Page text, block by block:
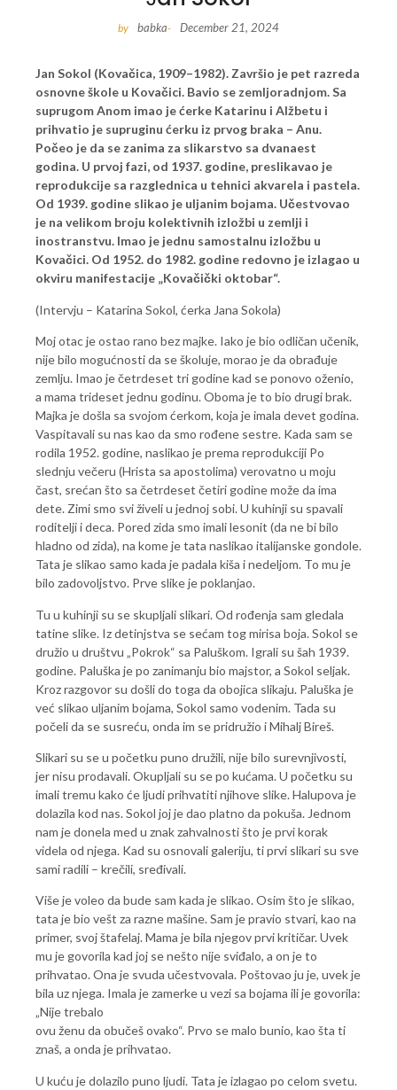
by babka- December 21, 2024
Jan Sokol (Kovačica, 1909–1982). Završio je pet razreda
osnovne škole u Kovačici. Bavio se zemljoradnjom. Sa
suprugom Anom imao je ćerke Katarinu i Alžbetu i
prihvatio je supruginu ćerku iz prvog braka – Anu.
Počeo je da se zanima za slikarstvo sa dvanaest
godina. U prvoj fazi, od 1937. godine, preslikavao je
reprodukcije sa razglednica u tehnici akvarela i pastela.
Od 1939. godine slikao je uljanim bojama. Učestvovao
je na velikom broju kolektivnih izložbi u zemlji i
inostranstvu. Imao je jednu samostalnu izložbu u
Kovačici. Od 1952. do 1982. godine redovno je izlagao u
okviru manifestacije „Kovačički oktobar“.
(Intervju – Katarina Sokol, ćerka Jana Sokola)
Moj otac je ostao rano bez majke. Iako je bio odličan učenik,
nije bilo mogućnosti da se školuje, morao je da obrađuje
zemlju. Imao je četrdeset tri godine kad se ponovo oženio,
a mama trideset jednu godinu. Oboma je to bio drugi brak.
Majka je došla sa svojom ćerkom, koja je imala devet godina.
Vaspitavali su nas kao da smo rođene sestre. Kada sam se
rodila 1952. godine, naslikao je prema reprodukciji Po
slednju večeru (Hrista sa apostolima) verovatno u moju
čast, srećan što sa četrdeset četiri godine može da ima
dete. Zimi smo svi živeli u jednoj sobi. U kuhinji su spavali
roditelji i deca. Pored zida smo imali lesonit (da ne bi bilo
hladno od zida), na kome je tata naslikao italijanske gondole.
Tata je slikao samo kada je padala kiša i nedeljom. To mu je
bilo zadovoljstvo. Prve slike je poklanjao.
Tu u kuhinji su se skupljali slikari. Od rođenja sam gledala
tatine slike. Iz detinjstva se sećam tog mirisa boja. Sokol se
družio u društvu „Pokrok“ sa Paluškom. Igrali su šah 1939.
godine. Paluška je po zanimanju bio majstor, a Sokol seljak.
Kroz razgovor su došli do toga da obojica slikaju. Paluška je
već slikao uljanim bojama, Sokol samo vodenim. Tada su
počeli da se susreću, onda im se pridružio i Mihalj Bireš.
Slikari su se u početku puno družili, nije bilo surevnjivosti,
jer nisu prodavali. Okupljali su se po kućama. U početku su
imali tremu kako će ljudi prihvatiti njihove slike. Halupova je
dolazila kod nas. Sokol joj je dao platno da pokuša. Jednom
nam je donela med u znak zahvalnosti što je prvi korak
videla od njega. Kad su osnovali galeriju, ti prvi slikari su sve
sami radili – krečili, sređivali.
Više je voleo da bude sam kada je slikao. Osim što je slikao,
tata je bio vešt za razne mašine. Sam je pravio stvari, kao na
primer, svoj štafelaj. Mama je bila njegov prvi kritičar. Uvek
mu je govorila kad joj se nešto nije sviđalo, a on je to
prihvatao. Ona je svuda učestvovala. Poštovao ju je, uvek je
bila uz njega. Imala je zamerke u vezi sa bojama ili je govorila:
„Nije trebalo
ovu ženu da obučeš ovako“. Prvo se malo bunio, kao šta ti
znaš, a onda je prihvatao.
U kuću je dolazilo puno ljudi. Tata je izlagao po celom svetu.